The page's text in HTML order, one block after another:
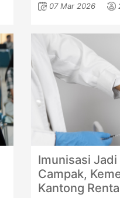
07 Mar 2026
Imunisasi
Campak,
Kantong